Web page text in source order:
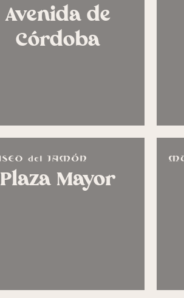
Avenida de
Córdoba
Plaza Mayor